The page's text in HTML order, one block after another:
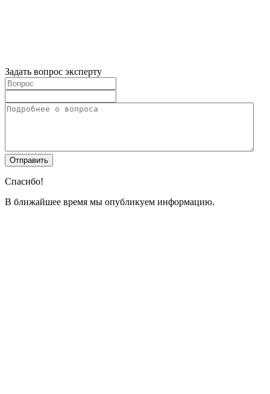
Задать вопрос эксперту
Спасибо!
В ближайшее время мы опубликуем информацию.